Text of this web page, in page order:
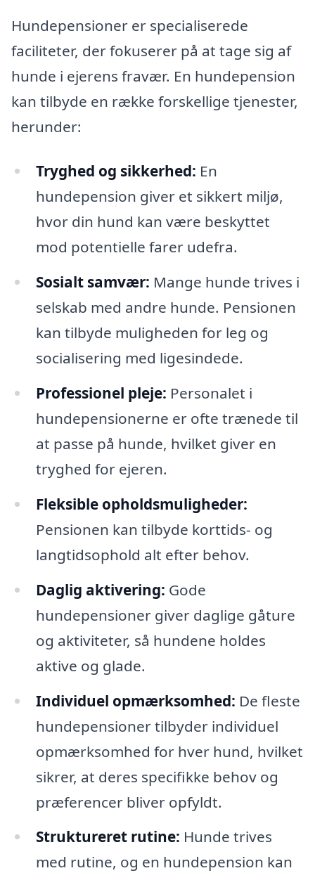
Hundepensioner er specialiserede
faciliteter, der fokuserer på at tage sig af
hunde i ejerens fravær. En hundepension
kan tilbyde en række forskellige tjenester,
herunder:
Tryghed og sikkerhed: En
hundepension giver et sikkert miljø,
hvor din hund kan være beskyttet
mod potentielle farer udefra.
Sosialt samvær: Mange hunde trives i
selskab med andre hunde. Pensionen
kan tilbyde muligheden for leg og
socialisering med ligesindede.
Professionel pleje: Personalet i
hundepensionerne er ofte trænede til
at passe på hunde, hvilket giver en
tryghed for ejeren.
Fleksible opholdsmuligheder:
Pensionen kan tilbyde korttids- og
langtidsophold alt efter behov.
Daglig aktivering: Gode
hundepensioner giver daglige gåture
og aktiviteter, så hundene holdes
aktive og glade.
Individuel opmærksomhed: De fleste
hundepensioner tilbyder individuel
opmærksomhed for hver hund, hvilket
sikrer, at deres specifikke behov og
præferencer bliver opfyldt.
Struktureret rutine: Hunde trives
med rutine, og en hundepension kan